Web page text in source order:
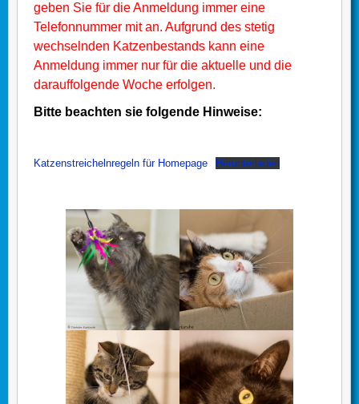
geben Sie für die Anmeldung immer eine
Telefonnummer mit an. Aufgrund des stetig
wechselnden Katzenbestands kann eine
Anmeldung immer nur für die aktuelle und die
darauffolgende Woche erfolgen.
Bitte beachten sie folgende Hinweise:
Katzenstreichelnregeln für Homepage Herunterladen